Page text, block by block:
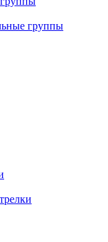
группы